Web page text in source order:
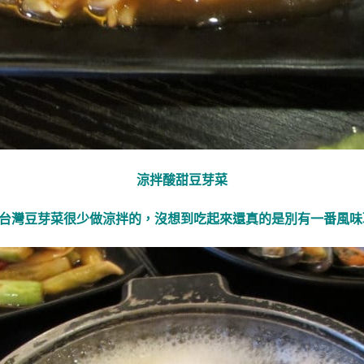
涼拌酸甜豆芽菜
灣豆芽菜很少做涼拌的，沒想到吃起來還真的是別有一番風